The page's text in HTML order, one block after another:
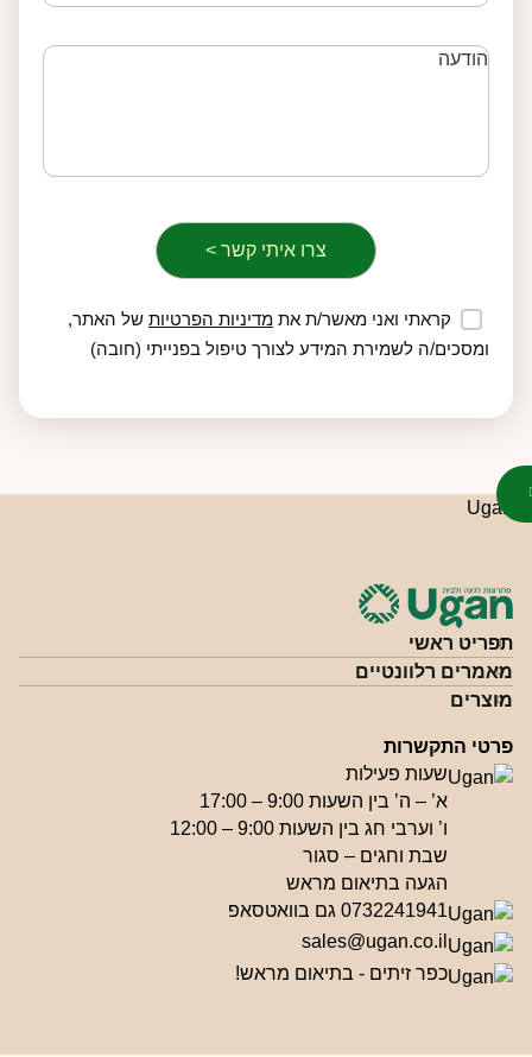
קראתי ואני מאשר/ת את מדיניות הפרטיותשל האתר,
ומסכים/ה לשמירת המידע לצורך טיפול בפנייתי (חובה)
תפריט ראשי
מאמרים רלוונטיים
מוצרים
פרטי התקשרות
שעות פעילות
א’ – ה’ בין השעות 9:00 – 17:00
ו’ וערבי חג בין השעות 9:00 – 12:00
שבת וחגים – סגור
הגעה בתיאום מראש
0732241941 גם בוואטסאפ
sales@ugan.co.il
כפר זיתים - בתיאום מראש!